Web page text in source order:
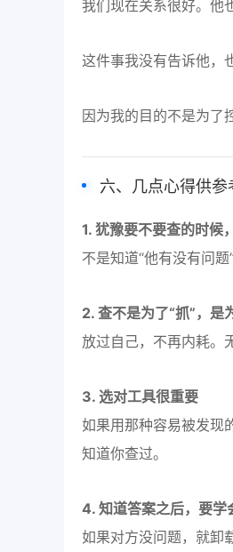
我们现在关系很好。他
这件事我没有告诉他，
因为我的目的不是为了
六、几点心得供参
1. 犹豫要不要查的时候
不是知道“他有没有问题
2. 查不是为了“抓”，是
放过自己，不再内耗。
3. 选对工具很重要
如果用那种容易被发现
知道你查过。
4. 知道答案之后，要学
如果对方没问题，就卸